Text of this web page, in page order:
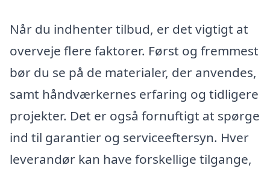
Når du indhenter tilbud, er det vigtigt at
overveje flere faktorer. Først og fremmest
bør du se på de materialer, der anvendes,
samt håndværkernes erfaring og tidligere
projekter. Det er også fornuftigt at spørge
ind til garantier og serviceeftersyn. Hver
leverandør kan have forskellige tilgange,